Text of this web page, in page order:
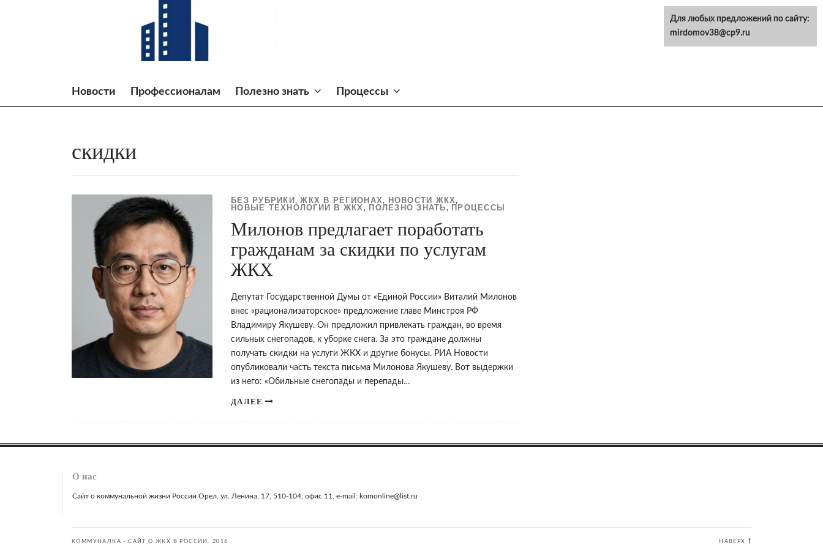
Новости Профессионалам Полезно знать Процессы
скидки
БЕЗ РУБРИКИ ,ЖКХ В РЕГИОНАХ, НОВОСТИ ЖКХ,
НОВЫЕ ТЕХНОЛОГИИ В ЖКХ, ПОЛЕЗНО ЗНАТЬ, ПРОЦЕССЫ
Милонов предлагает поработать
гражданам за скидки по услугам
ЖКХ
Депутат Государственной Думы от «Единой России» Виталий Милонов
внес «рационализаторское» предложение главе Минстроя РФ
Владимиру Якушеву. Он предложил привлекать граждан, во время
сильных снегопадов, к уборке снега. За это граждане должны
получать скидки на услуги ЖКХ и другие бонусы. РИА Новости
опубликовали часть текста письма Милонова Якушеву. Вот выдержки
из него: «Обильные снегопады и перепады…
ДАЛЕЕ
О нас
Сайт о коммунальной жизни России Орел, ул. Ленина, 17, 510-104, офис 11, e-mail: komonline@list.ru
КОММУНАЛКА - САЙТ О ЖКХ В РОССИИ. 2016 НАВЕРХ
Для любых предложений по сайту:
mirdomov38@cp9.ru